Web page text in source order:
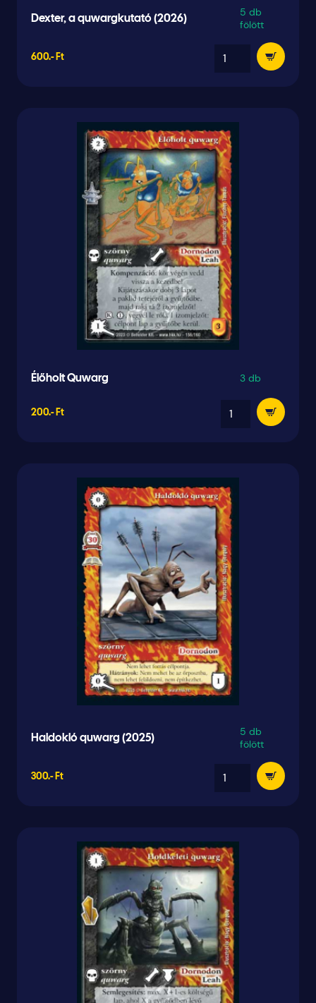
Dexter, a quwargkutató (2026)
5 db
fölött
600.- Ft
Élőholt Quwarg 3 db
200.- Ft
Haldokló quwarg (2025)
5 db
fölött
300.- Ft